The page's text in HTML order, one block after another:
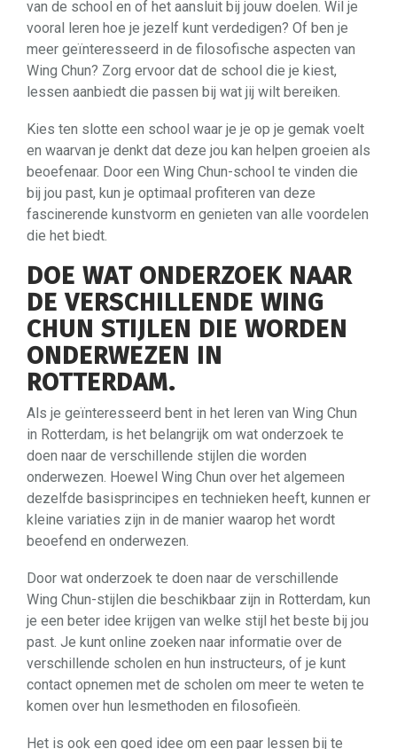
van de school en of het aansluit bij jouw doelen. Wil je
vooral leren hoe je jezelf kunt verdedigen? Of ben je
meer geïnteresseerd in de filosofische aspecten van
Wing Chun? Zorg ervoor dat de school die je kiest,
lessen aanbiedt die passen bij wat jij wilt bereiken.
Kies ten slotte een school waar je je op je gemak voelt
en waarvan je denkt dat deze jou kan helpen groeien als
beoefenaar. Door een Wing Chun-school te vinden die
bij jou past, kun je optimaal profiteren van deze
fascinerende kunstvorm en genieten van alle voordelen
die het biedt.
DOE WAT ONDERZOEK NAAR
DE VERSCHILLENDE WING
CHUN STIJLEN DIE WORDEN
ONDERWEZEN IN
ROTTERDAM.
Als je geïnteresseerd bent in het leren van Wing Chun
in Rotterdam, is het belangrijk om wat onderzoek te
doen naar de verschillende stijlen die worden
onderwezen. Hoewel Wing Chun over het algemeen
dezelfde basisprincipes en technieken heeft, kunnen er
kleine variaties zijn in de manier waarop het wordt
beoefend en onderwezen.
Door wat onderzoek te doen naar de verschillende
Wing Chun-stijlen die beschikbaar zijn in Rotterdam, kun
je een beter idee krijgen van welke stijl het beste bij jou
past. Je kunt online zoeken naar informatie over de
verschillende scholen en hun instructeurs, of je kunt
contact opnemen met de scholen om meer te weten te
komen over hun lesmethoden en filosofieën.
Het is ook een goed idee om een paar lessen bij te